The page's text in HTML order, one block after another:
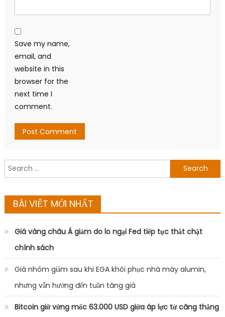
Save my name,
email, and
website in this
browser for the
next time I
comment.
Search
for:
BÀI VIẾT MỚI NHẤT
Giá vàng châu Á giảm do lo ngại Fed tiếp tục thắt chặt
chính sách
Giá nhôm giảm sau khi EGA khôi phục nhà máy alumin,
nhưng vẫn hướng đến tuần tăng giá
Bitcoin giữ vững mốc 63.000 USD giữa áp lực từ căng thẳng